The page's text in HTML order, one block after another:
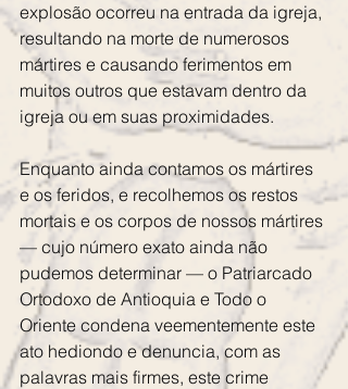
explosão ocorreu na entrada da igreja,
resultando na morte de numerosos
mártires e causando ferimentos em
muitos outros que estavam dentro da
igreja ou em suas proximidades.
Enquanto ainda contamos os mártires
e os feridos, e recolhemos os restos
mortais e os corpos de nossos mártires
— cujo número exato ainda não
pudemos determinar — o Patriarcado
Ortodoxo de Antioquia e Todo o
Oriente condena veementemente este
ato hediondo e denuncia, com as
palavras mais firmes, este crime